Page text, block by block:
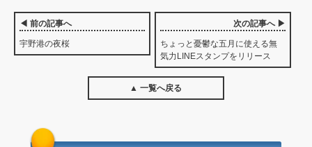
◀ 前の記事へ
宇野港の夜桜
次の記事へ ▶
ちょっと憂鬱な五月に使える無
気力LINEスタンプをリリース
▲ 一覧へ戻る